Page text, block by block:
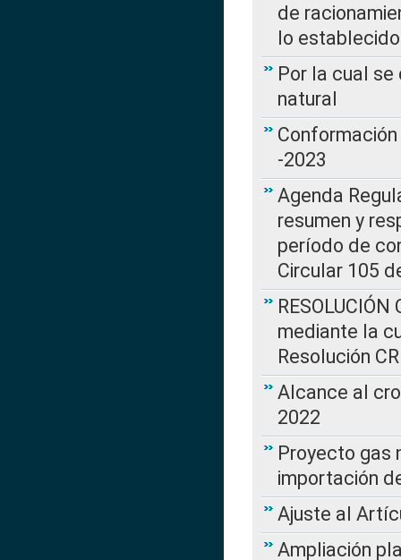
de
lo
Por la cual
natural
-2023
Agenda
resumen y
período de
Circular 105
mediante la
Resolución
Alcance al
2022
Proyecto gas
importación
Ajuste al
Ampliación